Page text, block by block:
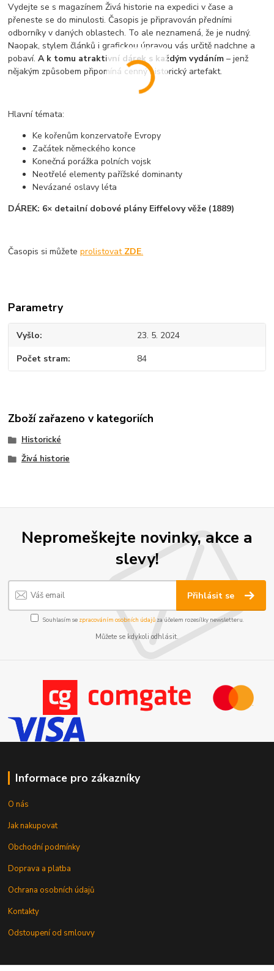
Vydejte se s magazínem Živá historie na expedici v čase a
přeneste se do minulosti. Časopis je připravován předními
odborníky v daných oblastech. To ale neznamená, že je nudný.
Naopak, stylem článků i grafickou úpravou vás určitě nadchne a
pobaví.A k tomu atraktivní dárek s každým vydáním – jenž
nějakým způsobem připomíná cenný historický artefakt.
Hlavní témata:
Ke kořenům konzervatoře Evropy
Začátek německého konce
Konečná porážka polních vojsk
Neotřelé elementy pařížské dominanty
Nevázané oslavy léta
DÁREK: 6× detailní dobové plány Eiffelovy věže (1889)
Časopis si můžeteprolistovat ZDE.
Parametry
Vyšlo 23. 5. 2024
Počet stram 84
Zboží zařazeno v kategoriích
Historické
Živá historie
Nepromeškejte novinky, akce a
slevy!
Přihlásit se
Souhlasím se zpracováním osobních údajůza účelem rozesílky newsletteru.
Můžete se kdykoli odhlásit.
Informace pro zákazníky
O nás
Jak nakupovat
Obchodní podmínky
Doprava a platba
Ochrana osobních údajů
Kontakty
Odstoupení od smlouvy